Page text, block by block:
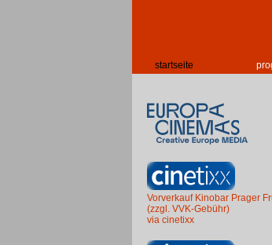
startseite
Vorverkauf Kinobar Prager
(zzgl. VVK-Gebühr)
via cinetixx